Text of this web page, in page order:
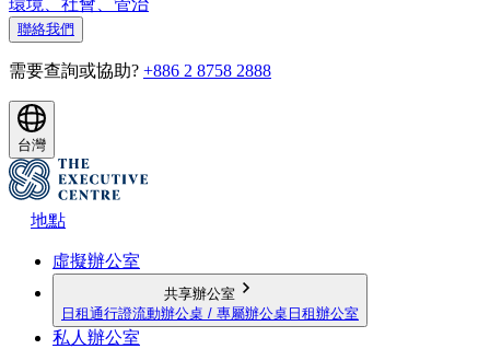
環境、社會、管治
聯絡我們
需要查詢或協助? +886 2 8758 2888
台灣
地點
虛擬辦公室
共享辦公室
日租通行證流動辦公桌 / 專屬辦公桌 日租辦公室
私人辦公室